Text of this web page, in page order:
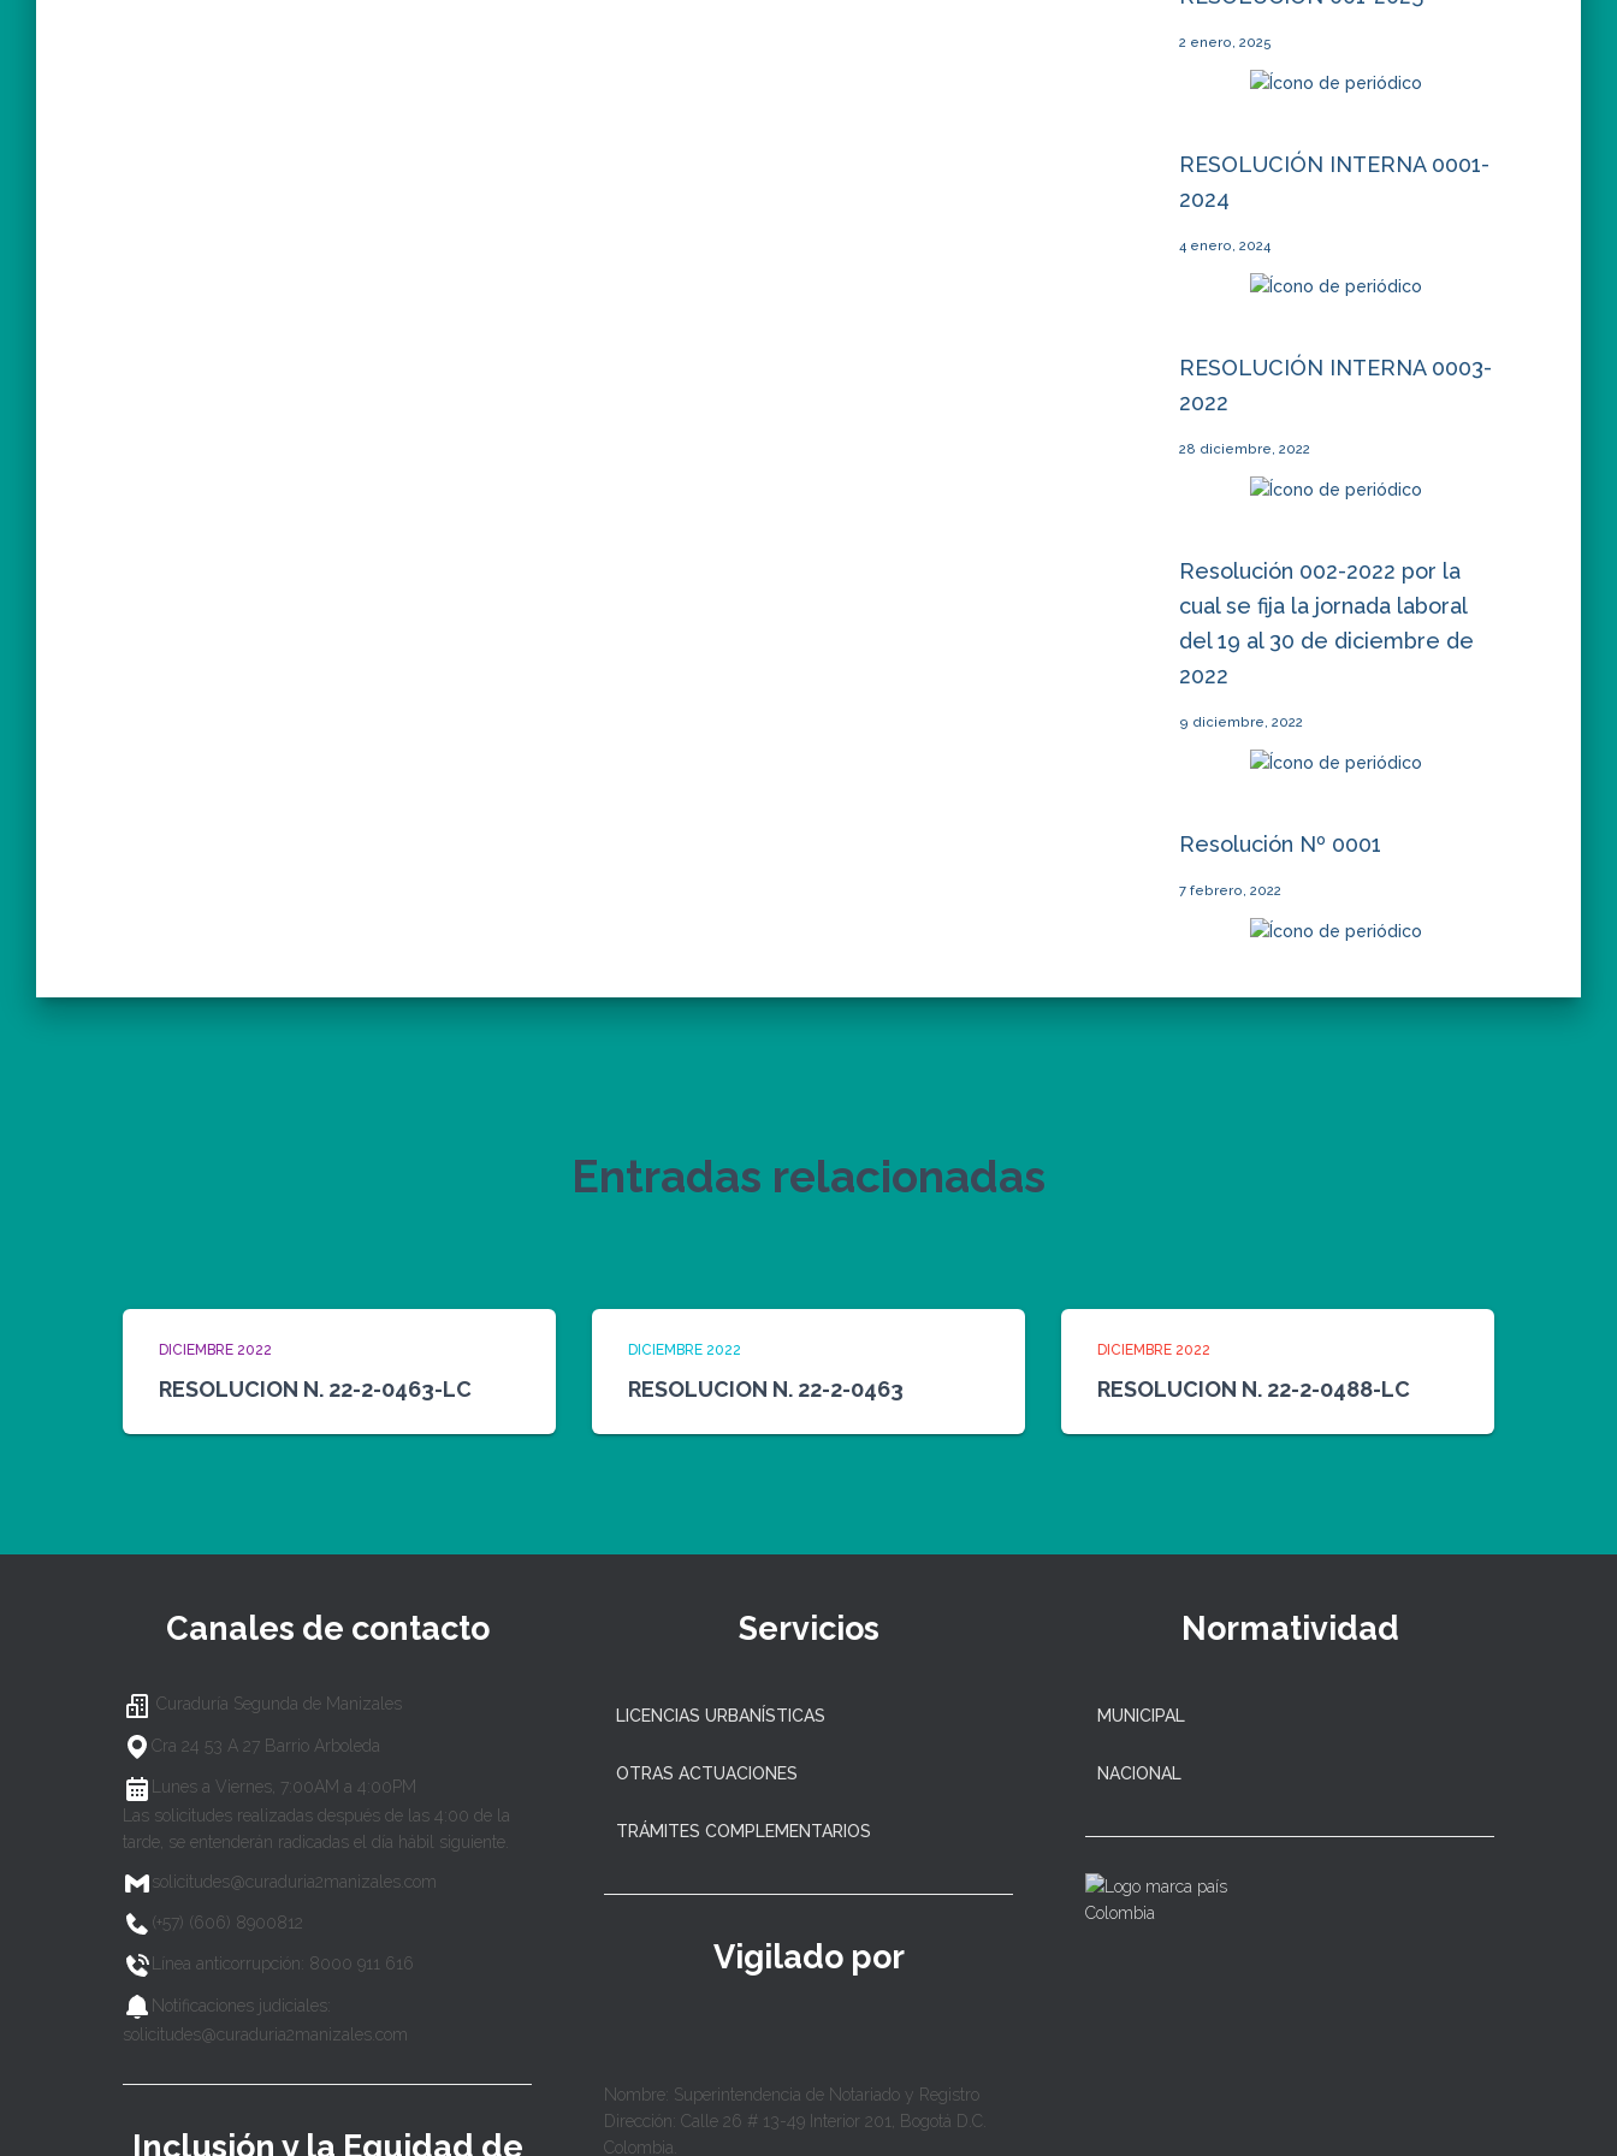
2 enero, 2025
RESOLUCIÓN INTERNA 0001-
2024
4 enero, 2024
RESOLUCIÓN INTERNA 0003-
2022
28 diciembre, 2022
Resolución 002-2022 por la
cual se fija la jornada laboral
del 19 al 30 de diciembre de
2022
9 diciembre, 2022
Resolución Nº 0001
7 febrero, 2022
Entradas relacionadas
DICIEMBRE 2022
RESOLUCION N. 22-2-0463-LC
DICIEMBRE 2022
RESOLUCION N. 22-2-0463
DICIEMBRE 2022
RESOLUCION N. 22-2-0488-LC
Canales de contacto
Curaduría Segunda de Manizales
Cra 24 53 A 27 Barrio Arboleda
Lunes a Viernes, 7:00AM a 4:00PM
Las solicitudes realizadas después de las 4:00 de la
tarde, se entenderán radicadas el día hábil siguiente.
solicitudes@curaduria2manizales.com
(+57) (606) 8900812
Línea anticorrupción: 8000 911 616
Notificaciones judiciales:
solicitudes@curaduria2manizales.com
Inclusión y la Equidad de
Servicios
LICENCIAS URBANÍSTICAS
OTRAS ACTUACIONES
TRÁMITES COMPLEMENTARIOS
Vigilado por
Nombre: Superintendencia de Notariado y Registro
Dirección: Calle 26 # 13-49 Interior 201, Bogotá D.C.
Colombia.
Normatividad
MUNICIPAL
NACIONAL